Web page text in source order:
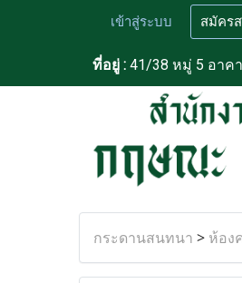
เข้าสู่ระบบ สมัคร
ที่อยู่ : 41/38 หมู่ 5 อาค
กระดานสนทนา > ห้อง